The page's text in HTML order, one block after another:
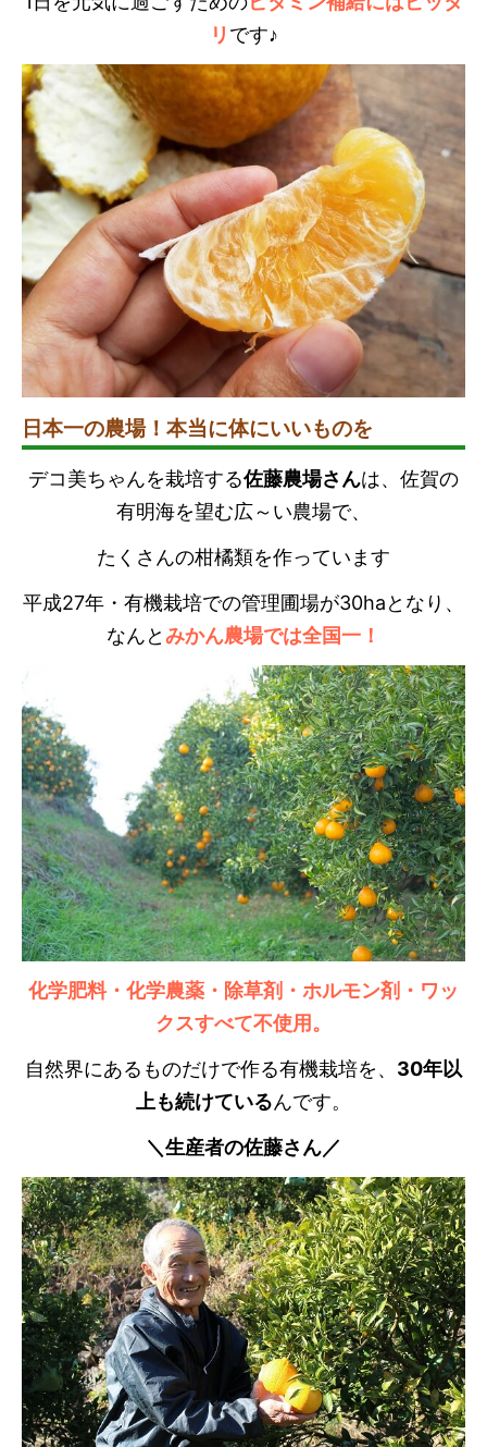
リ です♪
日本一の農場！本当に体にいいものを
デコ美ちゃんを栽培する佐藤農場さんは、佐賀の
有明海を望む広～い農場で、
たくさんの柑橘類を作っています
平成27年・有機栽培での管理圃場が30haとなり、
なんとみかん農場では全国一！
化学肥料・化学農薬・除草剤・ホルモン剤・ワッ
クスすべて不使用。
自然界にあるものだけで作る有機栽培を、 30年以
上も続けているんです。
＼生産者の佐藤さん／